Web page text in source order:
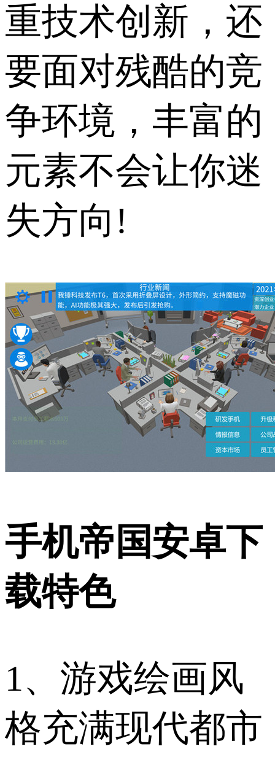
重技术创新，还
要面对残酷的竞
争环境，丰富的
元素不会让你迷
失方向!
手机帝国安卓下
载特色
1、游戏绘画风
格充满现代都市